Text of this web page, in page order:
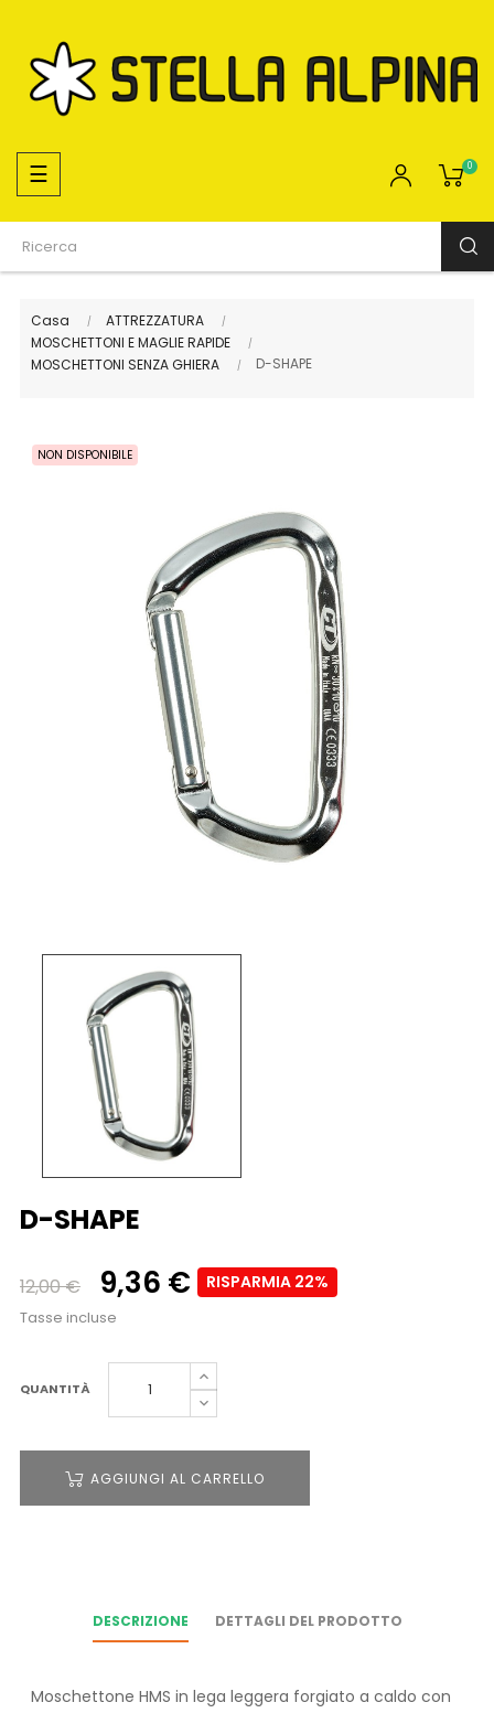
navigazione
Toggle
☰ 0
Casa
ATTREZZATURA
MOSCHETTONI E MAGLIE RAPIDE
MOSCHETTONI SENZA GHIERA
D-SHAPE
NON DISPONIBILE
D-SHAPE
12,00 € 9,36 € RISPARMIA 22%
Tasse incluse
QUANTITÀ
AGGIUNGI AL CARRELLO
DESCRIZIONE DETTAGLI DEL PRODOTTO
Moschettone HMS in lega leggera forgiato a caldo con